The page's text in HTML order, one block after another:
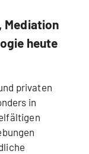
Mediation
heute
privaten
in